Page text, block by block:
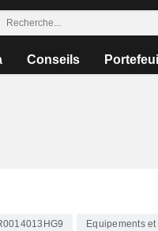
Conseils
Equipements